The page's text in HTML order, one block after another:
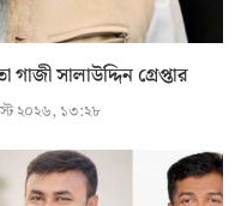
সালাউদ্দিন গ্রেপ্তার
২০২৬, ১৩:২৮